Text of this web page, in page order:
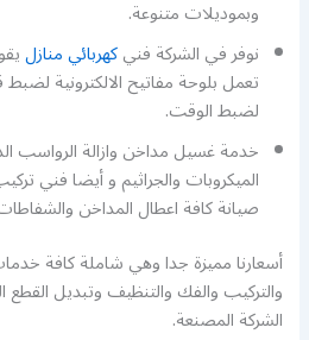
وبموديلات متنوعة.
نوفر في الشركة فنيكهربائي منازل
تعمل بلوحة مفاتيح الالكترونية
لضبط الوقت.
خدمة غسيل مداخن وازالة الرواسب
الميكروبات والجراثيم و أيضا فني
صيانة كافة اعطال المداخن والشفاطات
أسعارنا مميزة جدا وهي شاملة كافة
والتركيب والفك والتنظيف وتبديل
الشركة المصنعة.